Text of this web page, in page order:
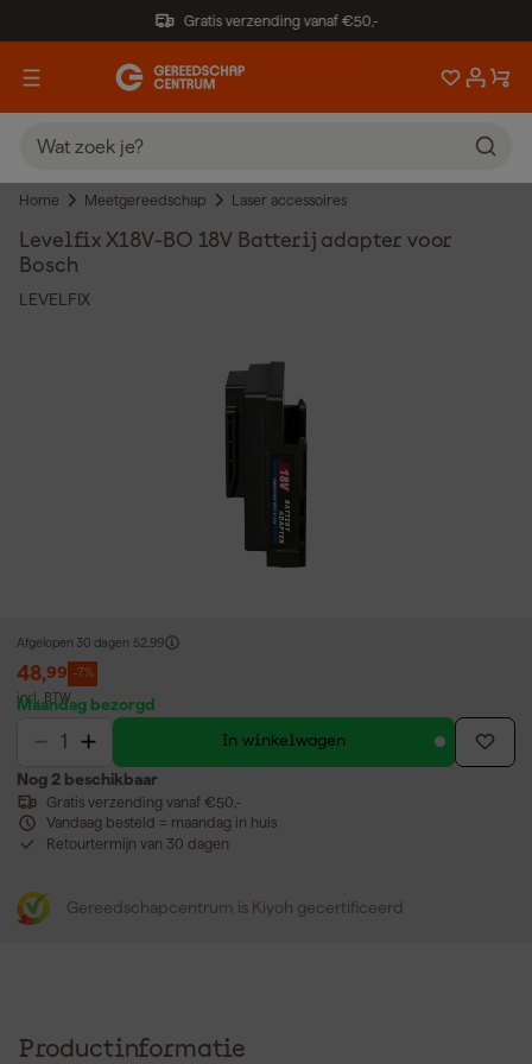
Gratis verzending vanaf €50,-
Home Meetgereedschap Laser accessoires
Levelfix X18V-BO 18V Batterij adapter voor
Bosch
LEVELFIX
Afgelopen 30 dagen 52,99
48,99 -7%
incl. BTW
Maandag bezorgd
In winkelwagen
Nog 2 beschikbaar
Gratis verzending vanaf €50,-
Vandaag besteld = maandag in huis
Retourtermijn van 30 dagen
Gereedschapcentrum is Kiyoh gecertificeerd
Productinformatie